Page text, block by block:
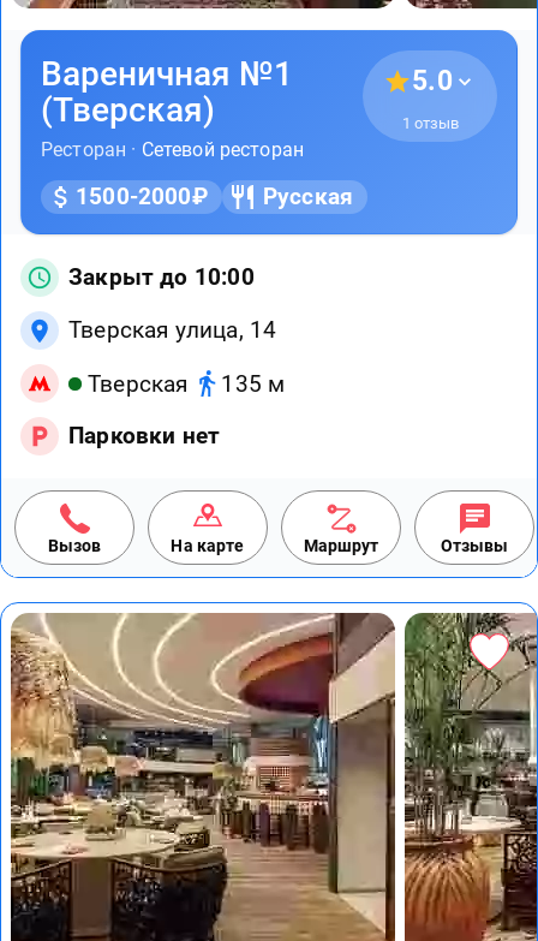
Вареничная №1
(Тверская)
Ресторан · Сетевой ресторан
5.0
1 отзыв
1500-2000₽ Русская
Закрыт до 10:00
Тверская улица, 14
Тверская
135 м
Парковки нет
Вызов На карте Маршрут Отзывы